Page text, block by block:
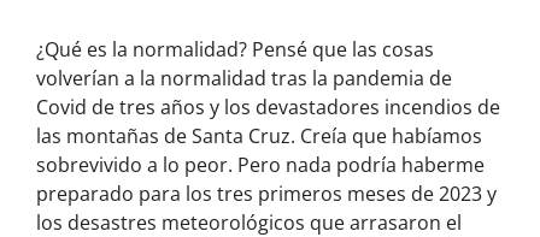
¿Qué es la normalidad? Pensé que las cosas
volverían a la normalidad tras la pandemia de
Covid de tres años y los devastadores incendios de
las montañas de Santa Cruz. Creía que habíamos
sobrevivido a lo peor. Pero nada podría haberme
preparado para los tres primeros meses de 2023 y
los desastres meteorológicos que arrasaron el